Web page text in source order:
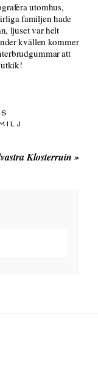
utomhus,
familjen hade
ljuset var helt
kvällen kommer
att
Klosterruin »